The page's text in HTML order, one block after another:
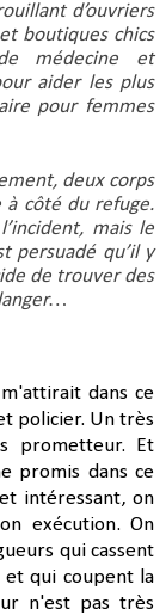
d’ouvriers
boutiques chics
médecine et
aider les plus
pour femmes
deux corps
côté du refuge.
mais le
persuadé qu’il y
de trouver des
dans ce
policier. Un très
prometteur. Et
promis dans ce
intéressant, on
exécution. On
qui cassent
qui coupent la
n'est pas très